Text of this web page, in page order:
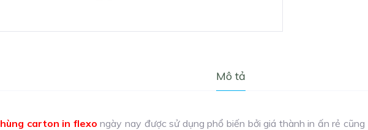
Mô tả
carton in flexo ngày nay được sử dụng phổ biến bởi giá thành in ấn rẻ